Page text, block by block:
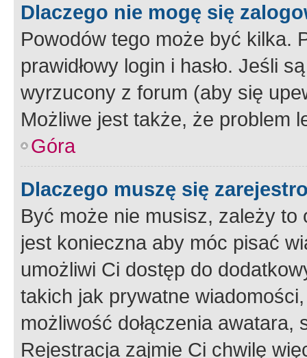
Dlaczego nie mogę się
Powodów tego może być kilka.
prawidłowy login i hasło. Jeśli
wyrzucony z forum (aby się
Możliwe jest także, że problem
Góra
Dlaczego muszę się
Być może nie musisz, zależy
jest konieczna aby móc pisać
umożliwi Ci dostęp do
takich jak prywatne
możliwość dołączenia
Rejestracja zajmie Ci chwilę